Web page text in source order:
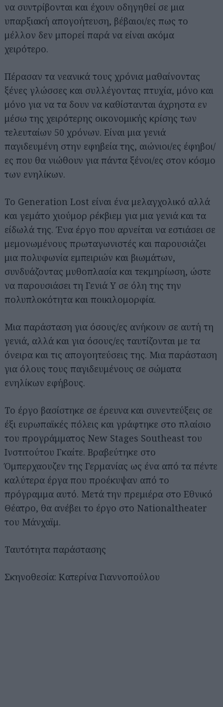
να συντρίβονται και έχουν οδηγηθεί σε μια
υπαρξιακή απογοήτευση, βέβαιοι/ες πως το
μέλλον δεν μπορεί παρά να είναι ακόμα
χειρότερο.
Πέρασαν τα νεανικά τους χρόνια μαθαίνοντας
ξένες γλώσσες και συλλέγοντας πτυχία, μόνο και
μόνο για να τα δουν να καθίστανται άχρηστα εν
μέσω της χειρότερης οικονομικής κρίσης των
τελευταίων 50 χρόνων. Είναι μια γενιά
παγιδευμένη στην εφηβεία της, αιώνιοι/ες έφηβοι/
ες που θα νιώθουν για πάντα ξένοι/ες στον κόσμο
των ενηλίκων.
Το Generation Lost είναι ένα μελαγχολικό αλλά
και γεμάτο χιούμορ ρέκβιεμ για μια γενιά και τα
είδωλά της. Ένα έργο που αρνείται να εστιάσει σε
μεμονωμένους πρωταγωνιστές και παρουσιάζει
μια πολυφωνία εμπειριών και βιωμάτων,
συνδυάζοντας μυθοπλασία και τεκμηρίωση, ώστε
να παρουσιάσει τη Γενιά Υ σε όλη της την
πολυπλοκότητα και ποικιλομορφία.
Μια παράσταση για όσους/ες ανήκουν σε αυτή τη
γενιά, αλλά και για όσους/ες ταυτίζονται με τα
όνειρα και τις απογοητεύσεις της. Μια παράσταση
για όλους τους παγιδευμένους σε σώματα
ενηλίκων εφήβους.
Το έργο βασίστηκε σε έρευνα και συνεντεύξεις σε
έξι ευρωπαϊκές πόλεις και γράφτηκε στο πλαίσιο
του προγράμματος New Stages Southeast του
Ινστιτούτου Γκαίτε. Βραβεύτηκε στο
Όμπερχαουζεν της Γερμανίας ως ένα από τα πέντε
καλύτερα έργα που προέκυψαν από το
πρόγραμμα αυτό. Μετά την πρεμιέρα στο Εθνικό
Θέατρο, θα ανέβει το έργο στο Nationaltheater
του Μάνχαϊμ.
Ταυτότητα παράστασης
Σκηνοθεσία: Κατερίνα Γιαννοπούλου